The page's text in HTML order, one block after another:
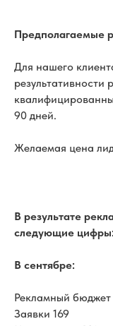
Предполагаемые
Для нашего
90 дней.
Желаемая цена
В результате
следующие цифры:
В сентябре:
Рекламный бюджет
Заявки 169